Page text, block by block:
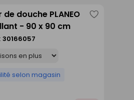
de douche PLANEO
- 90 x 90 cm
30166057
selon magasin